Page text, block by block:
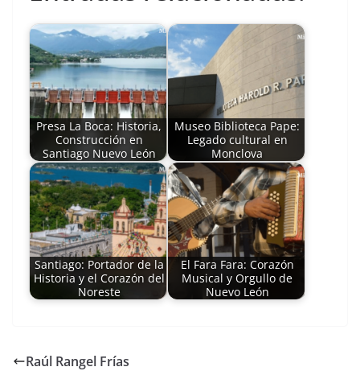
Presa La Boca: Historia,
Construcción en
Santiago Nuevo León
Museo Biblioteca Pape:
Legado cultural en
Monclova
Santiago: Portador de la
Historia y el Corazón del
Noreste
El Fara Fara: Corazón
Musical y Orgullo de
Nuevo León
Raúl Rangel Frías